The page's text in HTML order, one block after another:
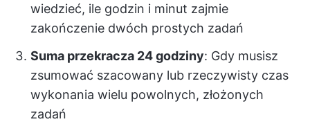
wiedzieć, ile godzin i minut zajmie
zakończenie dwóch prostych zadań
Suma przekracza 24 godziny: Gdy musisz
zsumować szacowany lub rzeczywisty czas
wykonania wielu powolnych, złożonych
zadań